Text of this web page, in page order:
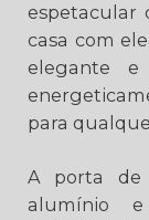
espetacular
casa com
elegante
para
A porta de
alumínio